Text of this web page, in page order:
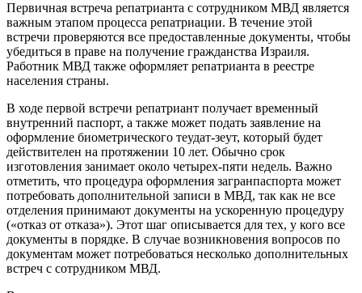
Первичная встреча репатрианта с сотрудником МВД является
важным этапом процесса репатриации. В течение этой
встречи проверяются все предоставленные документы, чтобы
убедиться в праве на получение гражданства Израиля.
Работник МВД также оформляет репатрианта в реестре
населения страны.
В ходе первой встречи репатриант получает временный
внутренний паспорт, а также может подать заявление на
оформление биометрического теудат-зеут, который будет
действителен на протяжении 10 лет. Обычно срок
изготовления занимает около четырех-пяти недель. Важно
отметить, что процедура оформления загранпаспорта может
потребовать дополнительной записи в МВД, так как не все
отделения принимают документы на ускоренную процедуру
(«отказ от отказа»). Этот шаг описывается для тех, у кого все
документы в порядке. В случае возникновения вопросов по
документам может потребоваться несколько дополнительных
встреч с сотрудником МВД.